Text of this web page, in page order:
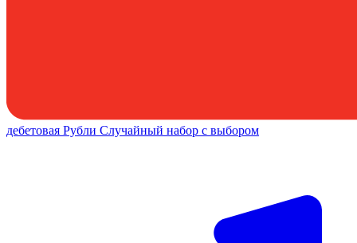
дебетовая Рубли Случайный набор с выбором